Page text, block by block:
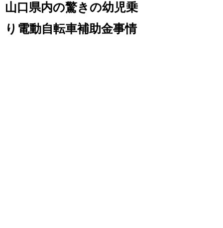
山口県内の驚きの幼児乗
り電動自転車補助金事情